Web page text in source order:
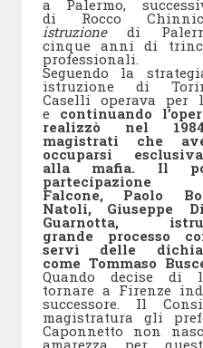
a Palermo,
di Rocco
istruzionedi
cinque anni di
professionali.
Seguendo la
istruzione di
Caselli operava
e continuando
realizzò nel
magistrati che
occuparsi
alla mafia. Il
Falcone, Paolo
Natoli, Giuseppe
Guarnotta,
grande processo
servì delle
come Tommaso
Quando decise di
tornare a Firenze
successore. Il
magistratura gli
Caponnetto non
amarezza per